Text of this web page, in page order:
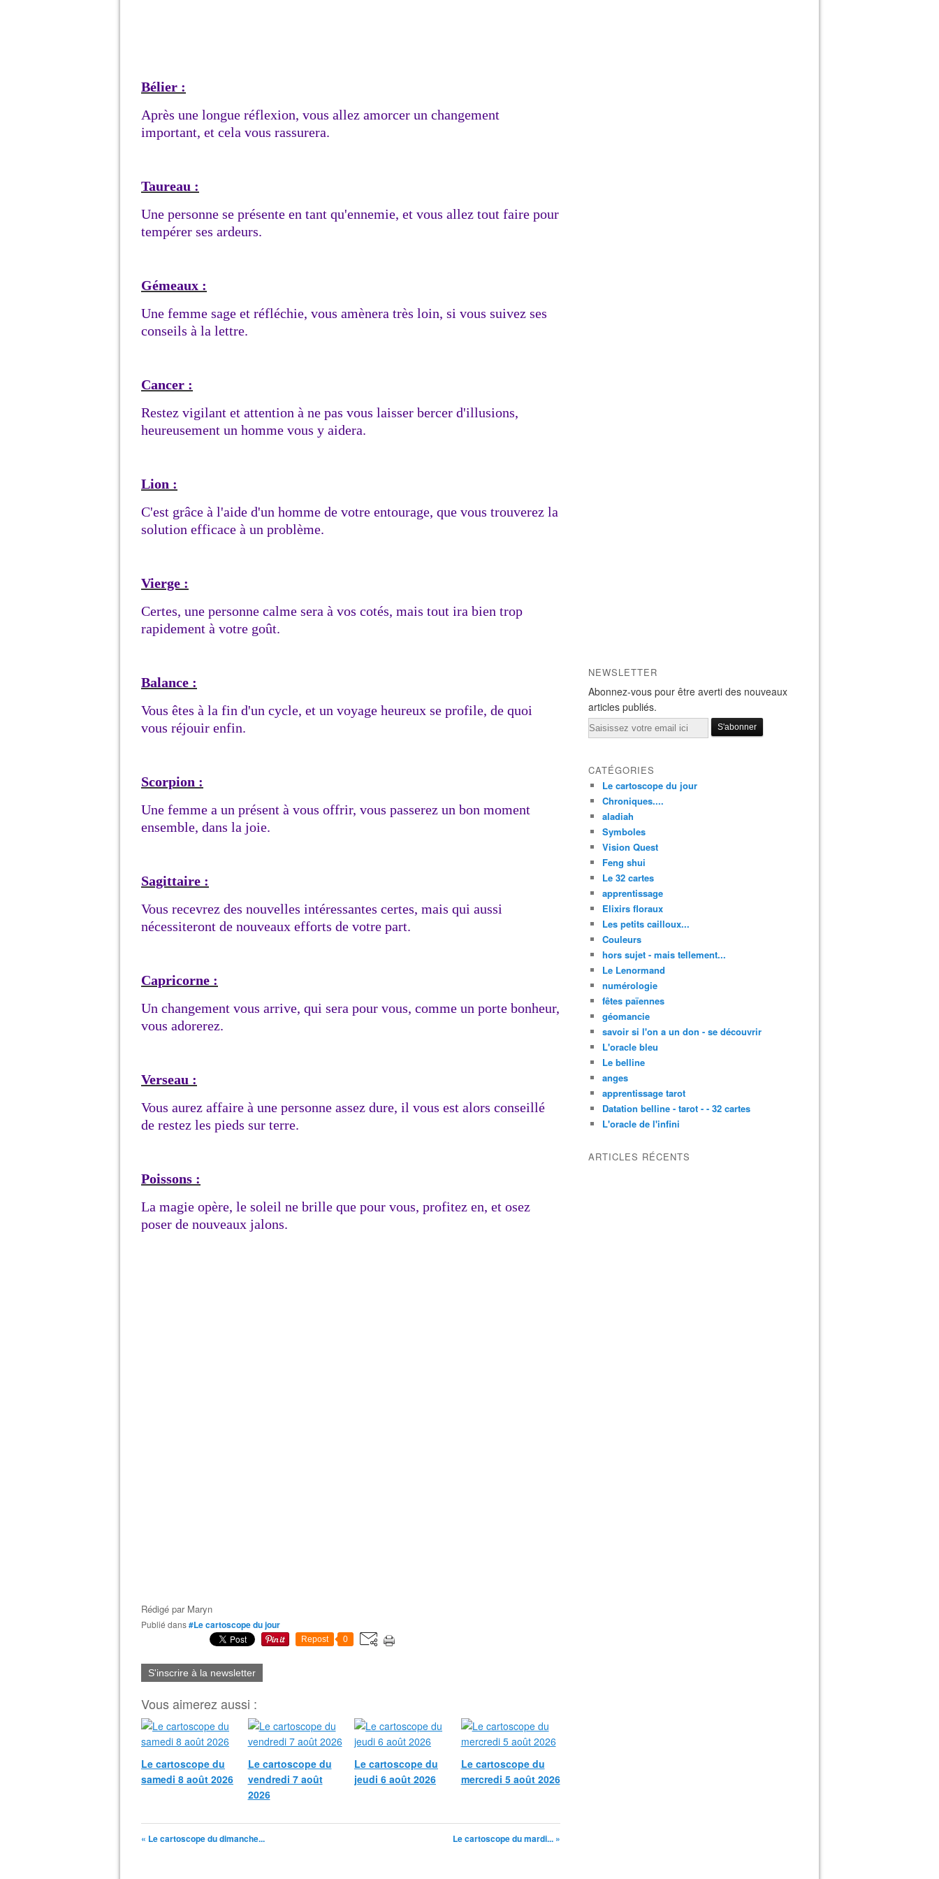
Bélier :
Après une longue réflexion, vous allez amorcer un changement
important, et cela vous rassurera.
Taureau :
Une personne se présente en tant qu'ennemie, et vous allez tout faire pour
tempérer ses ardeurs.
Gémeaux :
Une femme sage et réfléchie, vous amènera très loin, si vous suivez ses
conseils à la lettre.
Cancer :
Restez vigilant et attention à ne pas vous laisser bercer d'illusions,
heureusement un homme vous y aidera.
Lion :
C'est grâce à l'aide d'un homme de votre entourage, que vous trouverez la
solution efficace à un problème.
Vierge :
Certes, une personne calme sera à vos cotés, mais tout ira bien trop
rapidement à votre goût.
Balance :
Vous êtes à la fin d'un cycle, et un voyage heureux se profile, de quoi
vous réjouir enfin.
Scorpion :
Une femme a un présent à vous offrir, vous passerez un bon moment
ensemble, dans la joie.
Sagittaire :
Vous recevrez des nouvelles intéressantes certes, mais qui aussi
nécessiteront de nouveaux efforts de votre part.
Capricorne :
Un changement vous arrive, qui sera pour vous, comme un porte bonheur,
vous adorerez.
Verseau :
Vous aurez affaire à une personne assez dure, il vous est alors conseillé
de restez les pieds sur terre.
Poissons :
La magie opère, le soleil ne brille que pour vous, profitez en, et osez
poser de nouveaux jalons.
Rédigé par Maryn
Publié dans#Le cartoscope du jour
Repost 0
S'inscrire à la newsletter
Vous aimerez aussi :
Le cartoscope du
samedi 8 août 2026
Le cartoscope du
vendredi 7 août
2026
Le cartoscope du
jeudi 6 août 2026
Le cartoscope du
mercredi 5 août 2026
« Le cartoscope du dimanche... Le cartoscope du mardi... »
NEWSLETTER
Abonnez-vous pour être averti des nouveaux
articles publiés.
Email
CATÉGORIES
Le cartoscope du jour
Chroniques....
aladiah
Symboles
Vision Quest
Feng shui
Le 32 cartes
apprentissage
Elixirs floraux
Les petits cailloux...
Couleurs
hors sujet - mais tellement...
Le Lenormand
numérologie
fêtes païennes
géomancie
savoir si l'on a un don - se découvrir
L'oracle bleu
Le belline
anges
apprentissage tarot
Datation belline - tarot - - 32 cartes
L'oracle de l'infini
ARTICLES RÉCENTS